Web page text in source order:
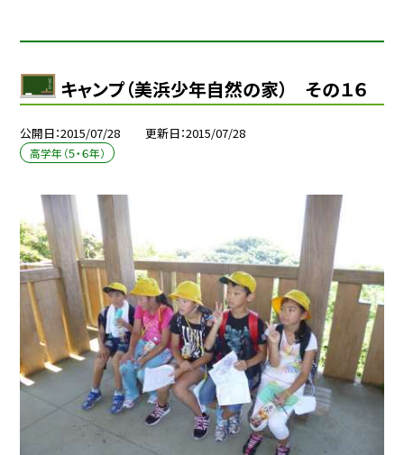
キャンプ（美浜少年自然の家） その１６
公開日 2015/07/28 更新日 2015/07/28
高学年（５・６年）